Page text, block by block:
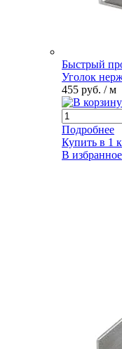
Быстрый
Уголок
455 руб. / м
Подробнее
Купить в 1
В избранное